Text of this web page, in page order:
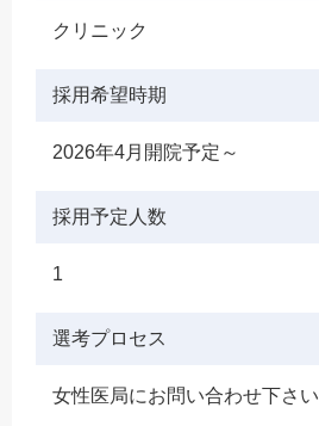
クリニック
採用希望時期
2026年4月開院予定～
採用予定人数
1
選考プロセス
女性医局にお問い合わせ下さい